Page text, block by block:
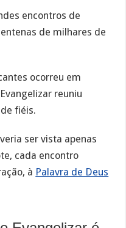
encontros de
de milhares de
ocorreu em
reuniu
fiéis.
ser vista apenas
cada encontro
à Palavra de Deus